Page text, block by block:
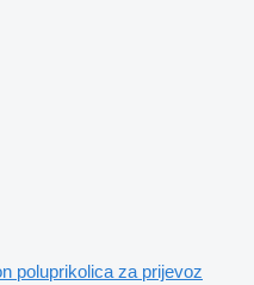
poluprikolica za prijevoz